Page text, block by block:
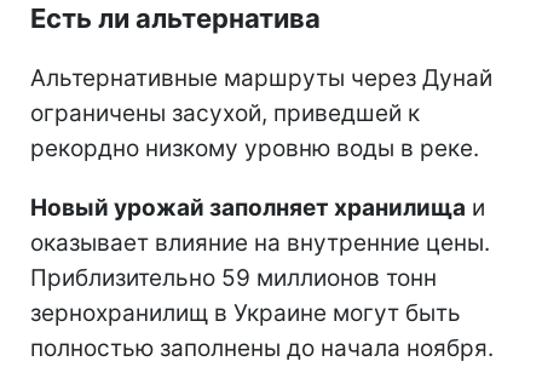
Есть ли альтернатива
Альтернативные маршруты через Дунай
ограничены засухой, приведшей к
рекордно низкому уровню воды в реке.
Новый урожай заполняет хранилища и
оказывает влияние на внутренние цены.
Приблизительно 59 миллионов тонн
зернохранилищ в Украине могут быть
полностью заполнены до начала ноября.